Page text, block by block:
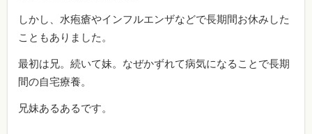
しかし、水疱瘡やインフルエンザなどで長期間お休みした
こともありました。
最初は兄。続いて妹。なぜかずれて病気になることで長期
間の自宅療養。
兄妹あるあるです。